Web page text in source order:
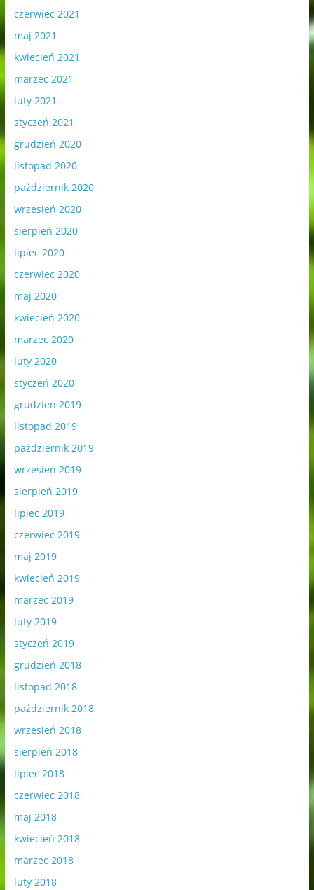
czerwiec 2021
maj 2021
kwiecień 2021
marzec 2021
luty 2021
styczeń 2021
grudzień 2020
listopad 2020
październik 2020
wrzesień 2020
sierpień 2020
lipiec 2020
czerwiec 2020
maj 2020
kwiecień 2020
marzec 2020
luty 2020
styczeń 2020
grudzień 2019
listopad 2019
październik 2019
wrzesień 2019
sierpień 2019
lipiec 2019
czerwiec 2019
maj 2019
kwiecień 2019
marzec 2019
luty 2019
styczeń 2019
grudzień 2018
listopad 2018
październik 2018
wrzesień 2018
sierpień 2018
lipiec 2018
czerwiec 2018
maj 2018
kwiecień 2018
marzec 2018
luty 2018